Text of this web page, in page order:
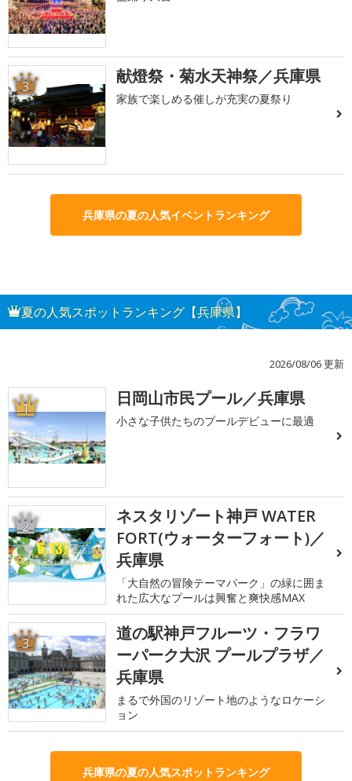
3 献燈祭・菊水天神祭／兵庫県
家族で楽しめる催しが充実の夏祭り
兵庫県の夏の人気イベントランキング
夏の人気スポットランキング【兵庫県】
2026/08/06 更新
1 日岡山市民プール／兵庫県
小さな子供たちのプールデビューに最適
2
ネスタリゾート神戸 WATER
FORT(ウォーターフォート)／
兵庫県
「大自然の冒険テーマパーク」の緑に囲ま
れた広大なプールは興奮と爽快感MAX
3
道の駅神戸フルーツ・フラワ
ーパーク大沢 プールプラザ／
兵庫県
まるで外国のリゾート地のようなロケーシ
ョン
兵庫県の夏の人気スポットランキング